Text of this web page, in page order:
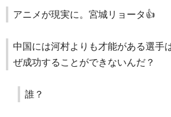
アニメが現実に。宮城リョータ👍️
中国には河村よりも才能がある選手
ぜ成功することができないんだ？
誰？